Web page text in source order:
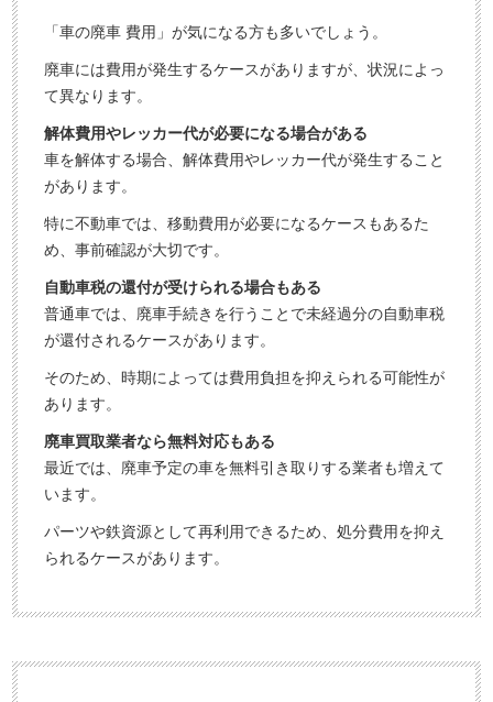
「車の廃車 費用」が気になる方も多いでしょう。
廃車には費用が発生するケースがありますが、状況によっ
て異なります。
解体費用やレッカー代が必要になる場合がある
車を解体する場合、解体費用やレッカー代が発生すること
があります。
特に不動車では、移動費用が必要になるケースもあるた
め、事前確認が大切です。
自動車税の還付が受けられる場合もある
普通車では、廃車手続きを行うことで未経過分の自動車税
が還付されるケースがあります。
そのため、時期によっては費用負担を抑えられる可能性が
あります。
廃車買取業者なら無料対応もある
最近では、廃車予定の車を無料引き取りする業者も増えて
います。
パーツや鉄資源として再利用できるため、処分費用を抑え
られるケースがあります。